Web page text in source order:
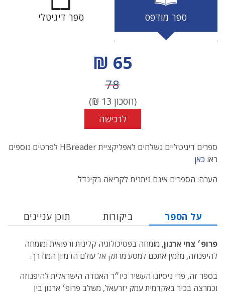
ספר מודפס ספר דיגיטלי
מחיר הנחה
65 ₪
מחיר לפני הנחה
78
(חסכון 13
₪)
לרכישה
ספרים דיגיטליים נשלחים לאפליקציית HBreader לפרטים נוספים
ראו כאן
הערה: הספרים אינם ניתנים לקריאה בקינדל
על הספר ביקורות תוכן עניינים
פרופ׳ צחי ארנון, מומחה בפסיכולוגיה קלינית ורפואית ומומחה
להיפנוזה, מזמין אתכם למסע מרתק אל עולם הדמיון המודרך.
בספר זה, פרי ניסיונו העשיר כיו״ר האגודה הישראלית להיפנוזה
וכמרצה בכיר באקדמית עמק יזרעאל, משלב פרופ׳ ארנון בין